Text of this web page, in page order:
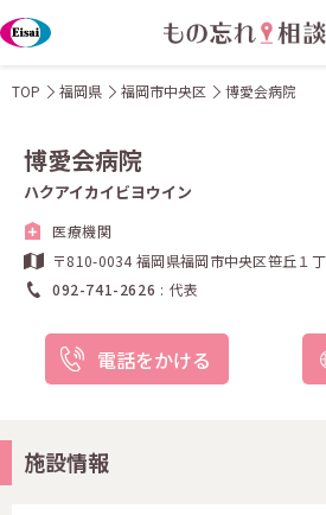
TOP 福岡県 福岡市中央区 博愛会病院
博愛会病院
ハクアイカイビヨウイン
医療機関
〒810-0034 福岡県福岡市中央区笹丘１
092-741-2626
代表
電話をかける
施設情報